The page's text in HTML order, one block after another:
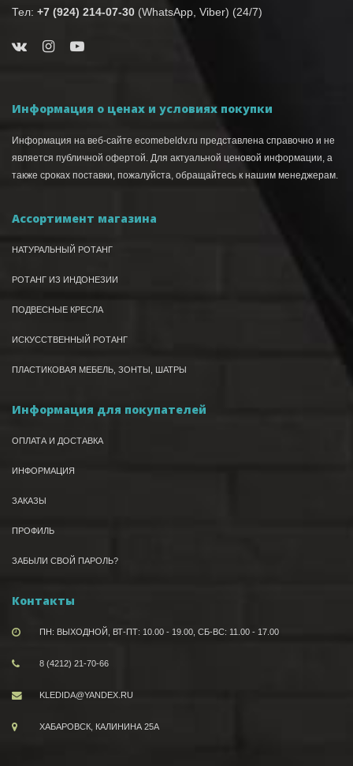
Тел: +7 (924) 214-07-30 (WhatsApp, Viber) (24/7)
Информация о ценах и условиях покупки
Информация на веб-сайте ecomebeldv.ru представлена справочно и не
является публичной офертой. Для актуальной ценовой информации, а
также сроках поставки, пожалуйста, обращайтесь к нашим менеджерам.
Ассортимент магазина
НАТУРАЛЬНЫЙ РОТАНГ
РОТАНГ ИЗ ИНДОНЕЗИИ
ПОДВЕСНЫЕ КРЕСЛА
ИСКУССТВЕННЫЙ РОТАНГ
ПЛАСТИКОВАЯ МЕБЕЛЬ, ЗОНТЫ, ШАТРЫ
Информация для покупателей
ОПЛАТА И ДОСТАВКА
ИНФОРМАЦИЯ
ЗАКАЗЫ
ПРОФИЛЬ
ЗАБЫЛИ СВОЙ ПАРОЛЬ?
Контакты
ПН: ВЫХОДНОЙ, ВТ-ПТ: 10.00 - 19.00, СБ-ВС: 11.00 - 17.00
8 (4212) 21-70-66
KLEDIDA@YANDEX.RU
ХАБАРОВСК, КАЛИНИНА 25А